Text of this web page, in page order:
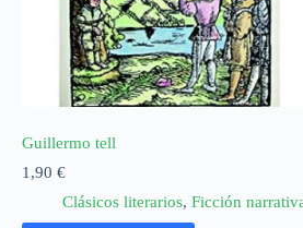
Guillermo tell
1,90 €
Clásicos literarios,Ficción